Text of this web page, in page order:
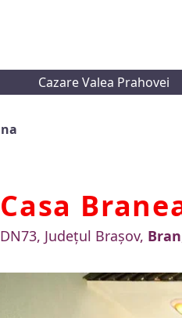
Cazare Valea Prahovei
Casa
DN73, Județul Brașov, Bran